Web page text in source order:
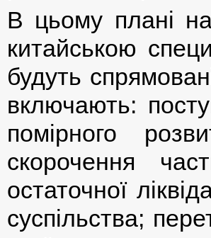
В цьому плані
китайською
будуть
включають:
помірного
скорочення
остаточної
суспільства;